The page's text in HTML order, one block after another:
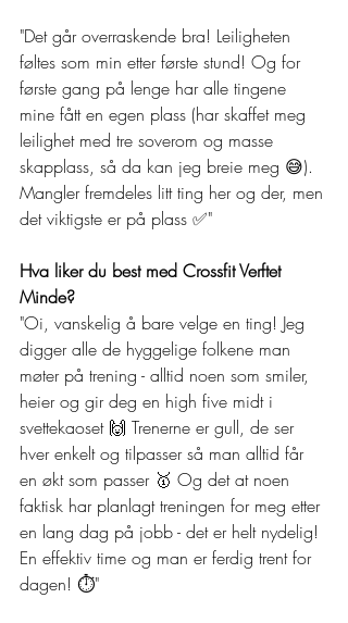
"Det går overraskende bra! Leiligheten
føltes som min etter første stund! Og for
første gang på lenge har alle tingene
mine fått en egen plass (har skaffet meg
leilighet med tre soverom og masse
skapplass, så da kan jeg breie meg 😅).
Mangler fremdeles litt ting her og der, men
det viktigste er på plass ✅"
Hva liker du best med Crossfit Verftet
Minde?
"Oi, vanskelig å bare velge en ting! Jeg
digger alle de hyggelige folkene man
møter på trening - alltid noen som smiler,
heier og gir deg en high five midt i
svettekaoset 🙌 Trenerne er gull, de ser
hver enkelt og tilpasser så man alltid får
en økt som passer 🥇 Og det at noen
faktisk har planlagt treningen for meg etter
en lang dag på jobb - det er helt nydelig!
En effektiv time og man er ferdig trent for
dagen! ⏱️"